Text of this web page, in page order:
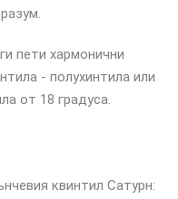
пети хармонични
- полухинтила или
от 18 градуса.
квинтил Сатурн: